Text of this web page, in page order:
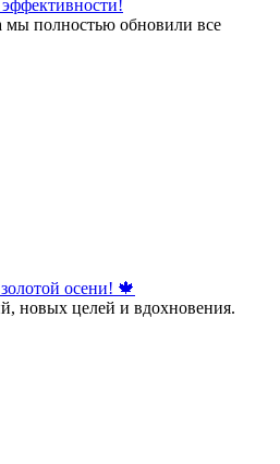
мы полностью обновили все
осени! 🍁
новых целей и вдохновения.